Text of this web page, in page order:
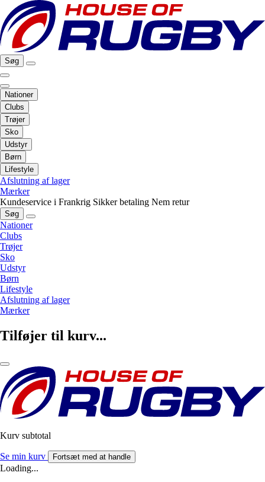
Søg
Nationer
Clubs
Trøjer
Sko
Udstyr
Børn
Lifestyle
Afslutning af lager
Mærker
Kundeservice i Frankrig Sikker betaling Nem retur
Søg
Nationer
Clubs
Trøjer
Sko
Udstyr
Børn
Lifestyle
Afslutning af lager
Mærker
Tilføjer til kurv...
Kurv subtotal
Se min kurv Fortsæt med at handle
Loading...